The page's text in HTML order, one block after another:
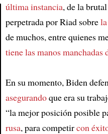
Article
última instancia, de la
perpetrada por Riad sobre
de muchos, entre quienes
tiene las manos manchadas
En su momento, Biden
asegurandoque era su
“la mejor posición posible
rusa, para competircon